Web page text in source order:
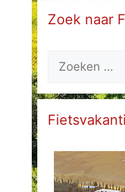
Zoek naar
Zoek